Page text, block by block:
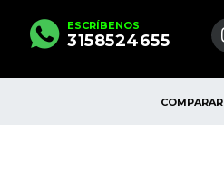
ESCRÍBENOS
3158524655
COMPARAR